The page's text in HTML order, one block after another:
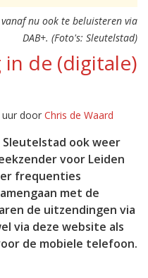
nu ook te beluisteren via
DAB+. (Foto's: Sleutelstad)
de (digitale)
uur door Chris de Waard
Sleutelstad ook weer
voor Leiden
frequenties
met de
de uitzendingen via
via deze website als
de mobiele telefoon.